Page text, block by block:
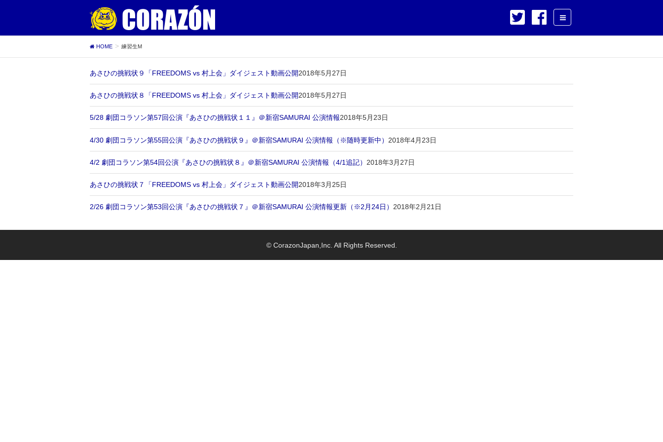
HOME 練習生M
あさひの挑戦状９「FREEDOMS vs 村上会」ダイジェスト動画公開2018年5月27日
あさひの挑戦状８「FREEDOMS vs 村上会」ダイジェスト動画公開2018年5月27日
5/28 劇団コラソン第57回公演『あさひの挑戦状１１』＠新宿SAMURAI 公演情報2018年5月23日
4/30 劇団コラソン第55回公演『あさひの挑戦状９』＠新宿SAMURAI 公演情報（※随時更新中） 2018年4月23日
4/2 劇団コラソン第54回公演『あさひの挑戦状８』＠新宿SAMURAI 公演情報（4/1追記） 2018年3月27日
あさひの挑戦状７「FREEDOMS vs 村上会」ダイジェスト動画公開2018年3月25日
2/26 劇団コラソン第53回公演『あさひの挑戦状７』＠新宿SAMURAI 公演情報更新（※2月24日） 2018年2月21日
© CorazonJapan,Inc. All Rights Reserved.